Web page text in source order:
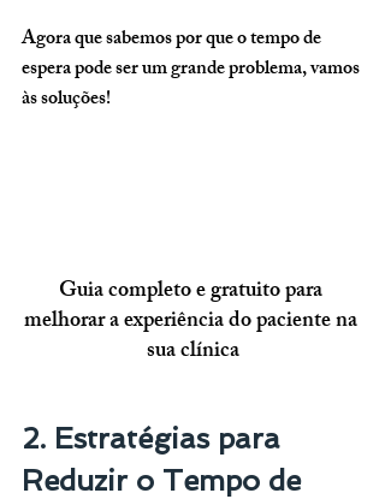
Agora que sabemos por que o tempo de
espera pode ser um grande problema, vamos
às soluções!
Guia completo e gratuito para
melhorar a experiência do paciente na
sua clínica
2. Estratégias para
Reduzir o Tempo de